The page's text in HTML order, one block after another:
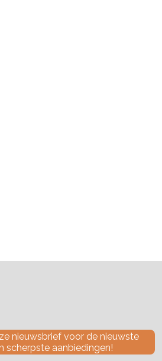
nieuwsbrief voor de nieuwste
scherpste aanbiedingen!